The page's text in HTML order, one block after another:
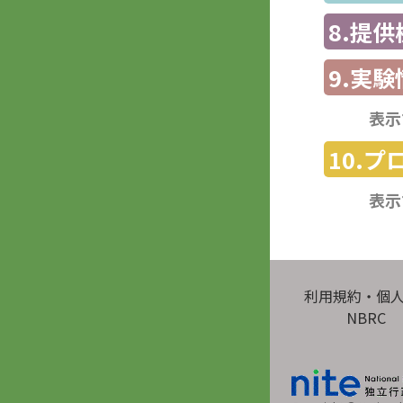
8.提供
9.実験
表
10.プ
表
利用規約・個
NBRC